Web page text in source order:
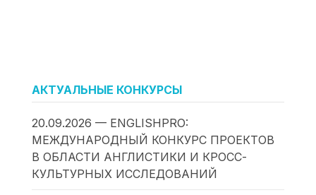
АКТУАЛЬНЫЕ КОНКУРСЫ
20.09.2026 — ENGLISHPRO:
МЕЖДУНАРОДНЫЙ КОНКУРС ПРОЕКТОВ
В ОБЛАСТИ АНГЛИСТИКИ И КРОСС-
КУЛЬТУРНЫХ ИССЛЕДОВАНИЙ